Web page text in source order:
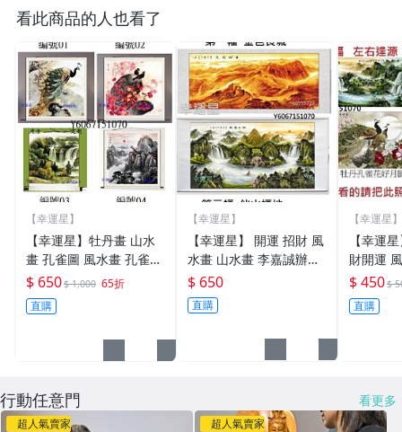
看此商品的人也看了
【幸運星】
【幸運星】牡丹畫 山水
畫 孔雀圖 風水畫 孔雀畫
絲綢畫 卷軸畫 九魚圖 竹
子畫 辦公室 居家 出國
送禮 正方形
$ 650$ 1,000 65折
直購
【幸運星】
【幸運星】 開運 招財 風
水畫 山水畫 李嘉誠辦公
室同款 四尺國畫 聚寶盆
卷軸畫 P1 風水有關係 A
B-5
$ 650
直購
【幸運星】
【幸運
財開運
公室同
牡丹畫
cm宣紙
$ 450$
直購
行動任意門 看更多
超人氣賣家 超人氣賣家